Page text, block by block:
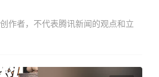
作者，不代表腾讯新闻的观点和立